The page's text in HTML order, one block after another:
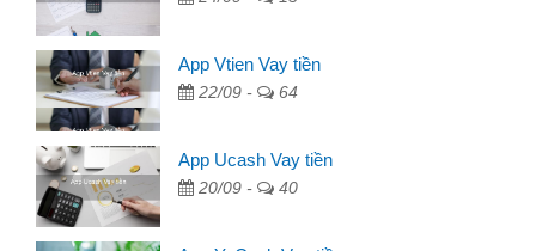
App Vtien Vay tiền
22/09 - 64
App Ucash Vay tiền
20/09 - 40